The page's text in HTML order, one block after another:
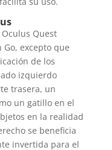
Quest
excepto que
de los
izquierdo
trasera, un
un gatillo en el
en la realidad
se beneficia
invertida para el